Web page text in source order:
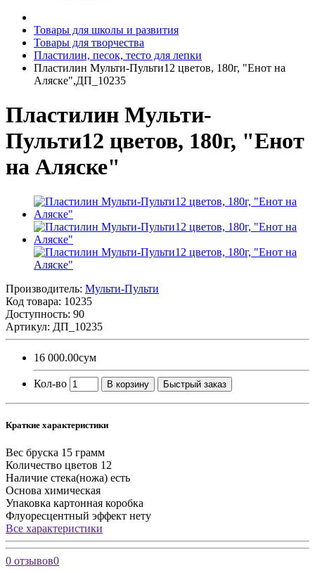
Товары для школы и развития
Товары для творчества
Пластилин, песок, тесто для лепки
Пластилин Мульти-Пульти12 цветов, 180г, "Енот на
Аляске",ДП_10235
Пластилин Мульти-
Пульти12 цветов, 180г, "Енот
на Аляске"
Производитель: Мульти-Пульти
Код товара: 10235
Доступность: 90
Артикул: ДП_10235
16 000.00сум
Кол-во В корзину Быстрый заказ
Краткие характеристики
Вес бруска 15 грамм
Количество цветов 12
Наличие стека(ножа) есть
Основа химическая
Упаковка картонная коробка
Флуоресцентный эффект нету
Все характеристики
0 отзывов0